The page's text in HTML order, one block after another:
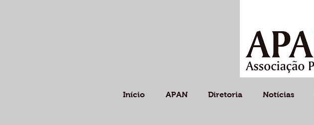
Início APAN Diretoria Notícias